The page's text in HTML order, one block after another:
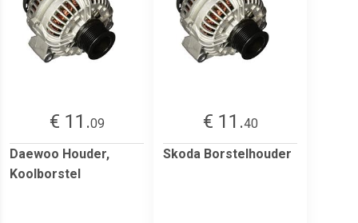
€ 11.09
Daewoo Houder,
Koolborstel
€ 11.40
Skoda Borstelhouder